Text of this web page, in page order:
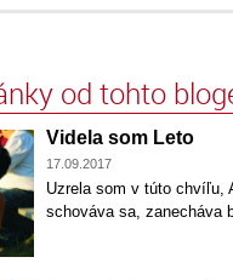
od tohto
Videla som Leto
17.09.2017
Uzrela som v túto chvíľu,
schováva sa, zanecháva